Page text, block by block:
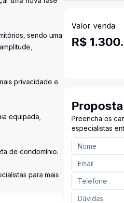
sendo uma
privacidade e
equipada,
de condomínio.
para mais
Valor venda
R$
Proposta
Preencha os
especialistas